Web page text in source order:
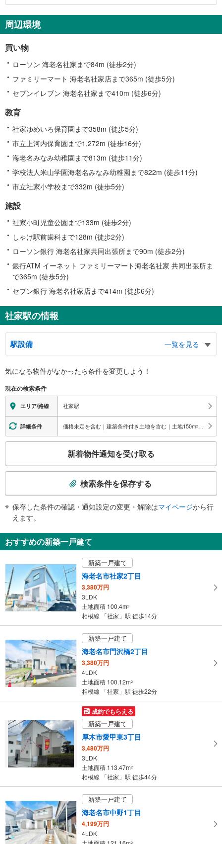
関
す
情
報
周辺環境
買い物
ローソン 海老名社家まで84m (徒歩2分)
ファミリーマート 海老名社家店まで365m (徒歩5分)
セブンイレブン 海老名社家まで410m (徒歩6分)
教育
社家ゆめいろ保育園まで358m (徒歩5分)
市立上河内保育園まで1,272m (徒歩16分)
海老名みなみ幼稚園まで813m (徒歩11分)
学校法人米山学園海老名みなみ幼稚園まで822m (徒歩11分)
市立社家小学校まで332m (徒歩5分)
施設
社家小町児童公園まで133m (徒歩2分)
しゃけ駅前歯科まで128m (徒歩2分)
ローソン銀行 海老名社家共同出張所まで90m (徒歩2分)
銀行ATM イーネット ファミリーマート海老名社家 共同出張所ま
で365m (徒歩5分)
セブン銀行 海老名社家店まで414m (徒歩6分)
社家駅の情報
駅設備
一覧を見る
※段差なしでの移動経路
地上⇔改札⇔ホーム：×
その他
・点字運賃表
気になる物件がなかったら条件を変更しよう！
現在の検索条件
エリア/路線 社家駅
詳細条件 価格未定を含む｜建築条件付き土地を含む｜土地150m2 以上
検
知
を
け
取
る
・
条
マ
イ
ペ
ー
ジ
存
す
る
新着物件通知を受け取る
検索条件を保存する
保存した条件の確認・通知設定の変更・解除はマイページから行
えます。
おすすめの新築一戸建て
新築一戸建て
海老名市社家2丁目
3,380万円
3LDK
土地面積 100.4m2
相模線 「社家」駅 徒歩14分
新築一戸建て
海老名市門沢橋2丁目
3,380万円
4LDK
土地面積 100.12m2
相模線 「社家」駅 徒歩22分
成約でもらえる
新築一戸建て
厚木市愛甲東3丁目
3,480万円
3LDK
土地面積 113.47m2
相模線 「社家」駅 徒歩44分
新築一戸建て
海老名市中野1丁目
4,199万円
4LDK
2